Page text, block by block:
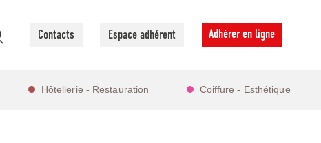
Contacts Espace adhérent Adhérer en ligne
Hôtellerie - Restauration Coiffure - Esthétique